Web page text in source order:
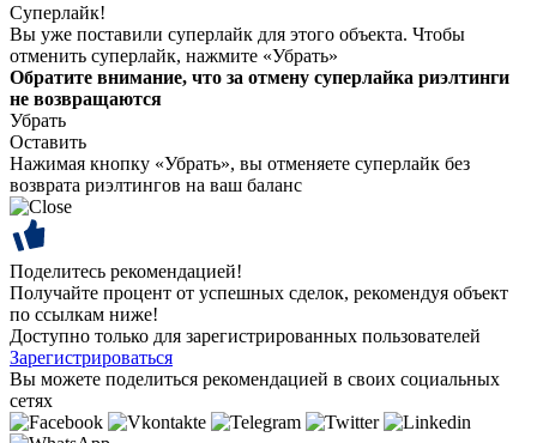
Суперлайк!
Вы уже поставили суперлайк для этого объекта. Чтобы
отменить суперлайк, нажмите «Убрать»
Обратите внимание, что за отмену суперлайка риэлтинги
не возвращаются
Убрать
Оставить
Нажимая кнопку «Убрать», вы отменяете суперлайк без
возврата риэлтингов на ваш баланс
Поделитесь рекомендацией!
Получайте процент от успешных сделок, рекомендуя объект
по ссылкам ниже!
Доступно только для зарегистрированных пользователей
Зарегистрироваться
Вы можете поделиться рекомендацией в своих социальных
сетях